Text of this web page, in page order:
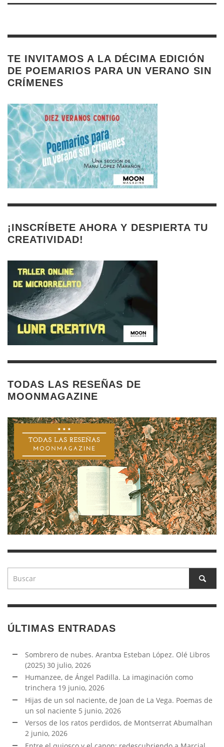
TE INVITAMOS A LA DÉCIMA EDICIÓN
DE POEMARIOS PARA UN VERANO SIN
CRÍMENES
¡INSCRÍBETE AHORA Y DESPIERTA TU
CREATIVIDAD!
TODAS LAS RESEÑAS DE
MOONMAGAZINE
ÚLTIMAS ENTRADAS
Sombrero de nubes. Arantxa Esteban López. Olé Libros
(2025) 30 julio, 2026
Humanzee, de Ángel Padilla. La imaginación como
trinchera 19 junio, 2026
Hijas de un sol naciente, de Joan de La Vega. Poemas de
un sol naciente 5 junio, 2026
Versos de los ratos perdidos, de Montserrat Abumalhan
2 junio, 2026